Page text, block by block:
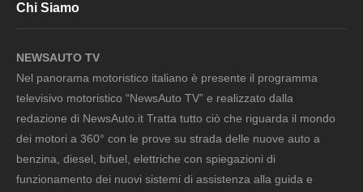
Chi Siamo
NEWSAUTO TV
Nel panorama motoristico italiano è presente il programma
televisivo motoristico “NewsAuto TV” e realizzato dalla
redazione di NewsAuto.it Tratta tutto ciò che riguarda il mondo
dei motori a 360° con le prove su strada delle nuove auto a
benzina, diesel, bifuel, elettriche con spiegazioni di
funzionamento dei nuovi sistemi di assistenza alla guida e